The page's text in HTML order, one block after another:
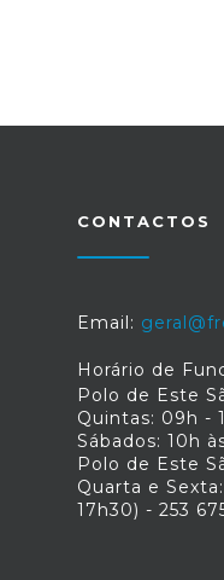
CONTACTOS
Email:
Horário de
Polo de Este
Quintas: 09h -
Sábados: 10h
Polo de Este
Quarta e
17h30) - 253